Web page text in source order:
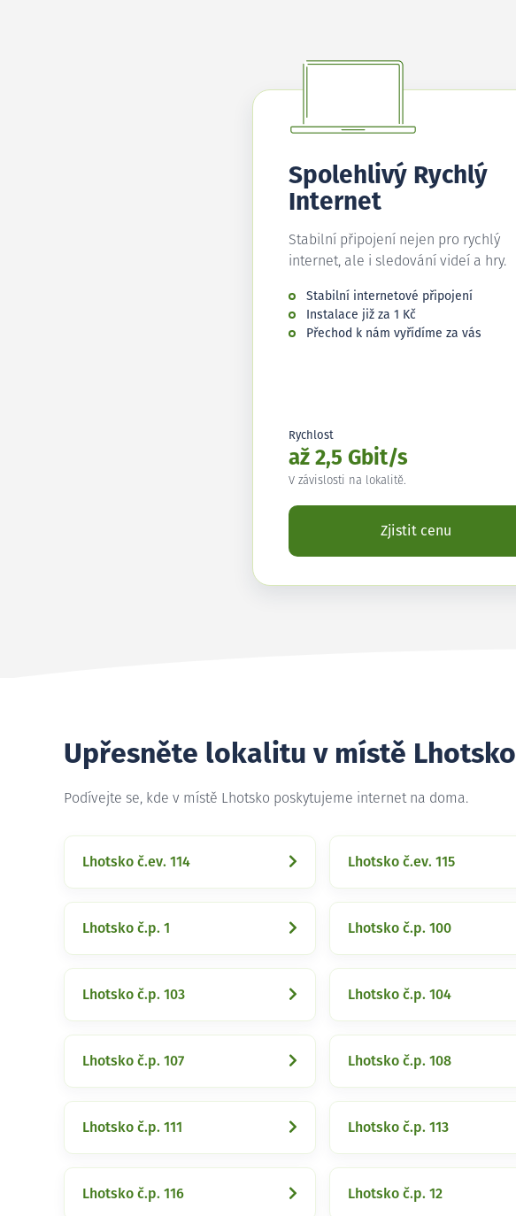
Spolehlivý Rychlý
Internet
Stabilní připojení nejen pro rychlý
internet, ale i sledování videí a hry.
Stabilní internetové připojení
Instalace již za 1 Kč
Přechod k nám vyřídíme za vás
Rychlost
až 2,5 Gbit/s
V závislosti na lokalitě.
Zjistit cenu
Upřesněte lokalitu v místě Lhotsko
Podívejte se, kde v místě Lhotsko poskytujeme internet na doma.
Lhotsko č.ev. 114 Lhotsko č.ev. 115
Lhotsko č.p. 1 Lhotsko č.p. 100
Lhotsko č.p. 103 Lhotsko č.p. 104
Lhotsko č.p. 107 Lhotsko č.p. 108
Lhotsko č.p. 111 Lhotsko č.p. 113
Lhotsko č.p. 116 Lhotsko č.p. 12